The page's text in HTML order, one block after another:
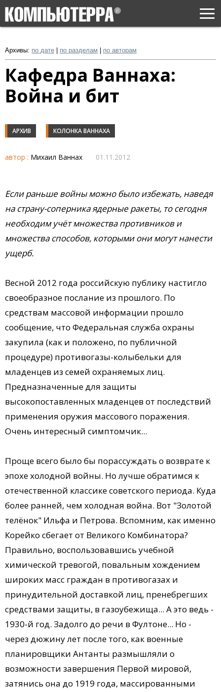
Архивы: по дате по разделам по авторам
Кафедра Ваннаха:
Война и бит
АРХИВ КОЛОНКА ВАННАХА
автор : Михаил Ваннах 01.11.2012
Если раньше войны можно было избежать, наведя
на страну-соперника ядерные ракеты, то сегодня
необходим учёт множества противников и
множества способов, которыми они могут нанести
ущерб.
Весной 2012 года российскую публику настигло
своеобразное послание из прошлого. По
средствам массовой информации прошло
сообщение, что Федеральная служба охраны
закупила (как и положено, по публичной
процедуре) противогазы-колыбельки для
младенцев из семей охраняемых лиц.
Предназначенные для защиты
высокопоставленных младенцев от последствий
применения оружия массового поражения.
Очень интересный симптомчик...
Проще всего было бы порассуждать о возврате к
эпохе холодной войны. Но лучше обратимся к
отечественной классике советского периода. Куда
более ранней, чем холодная война. Вот "Золотой
телёнок" Ильфа и Петрова. Вспомним, как именно
Корейко сбегает от Великого Комбинатора?
Правильно, воспользовавшись учебной
химической тревогой, повальным хождением
широких масс граждан в противогазах и
принудительной доставкой лиц, пренебрегших
средствами защиты, в газоубежища... А это ведь -
1930-й год. Задолго до речи в Фултоне... Но -
через дюжину лет после того, как военные
планировщики Антанты размышляли о
возможности завершения Первой мировой,
затянись она до 1919 года, массированными